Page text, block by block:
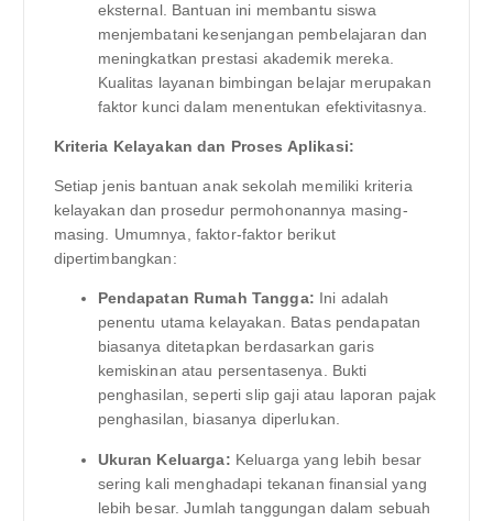
eksternal. Bantuan ini membantu siswa
menjembatani kesenjangan pembelajaran dan
meningkatkan prestasi akademik mereka.
Kualitas layanan bimbingan belajar merupakan
faktor kunci dalam menentukan efektivitasnya.
Kriteria Kelayakan dan Proses Aplikasi:
Setiap jenis bantuan anak sekolah memiliki kriteria
kelayakan dan prosedur permohonannya masing-
masing. Umumnya, faktor-faktor berikut
dipertimbangkan:
Pendapatan Rumah Tangga: Ini adalah
penentu utama kelayakan. Batas pendapatan
biasanya ditetapkan berdasarkan garis
kemiskinan atau persentasenya. Bukti
penghasilan, seperti slip gaji atau laporan pajak
penghasilan, biasanya diperlukan.
Ukuran Keluarga: Keluarga yang lebih besar
sering kali menghadapi tekanan finansial yang
lebih besar. Jumlah tanggungan dalam sebuah